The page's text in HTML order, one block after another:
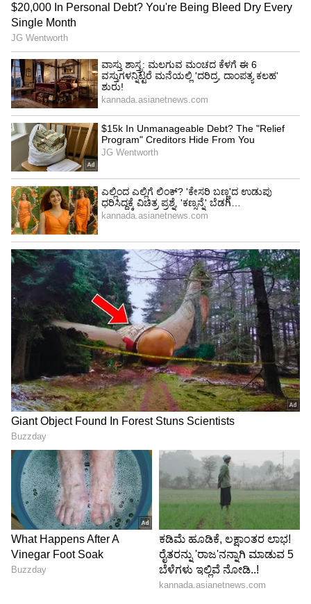
ಒಳ್ಳೆಯದ್ದಕ್ಕಿಂತ ಕೆಟ್ಟದ್ದೇ ಕೇಳುವುದು!
ಇನ್ನೂ ಮುಂದುವರಿದು ಜಗತ್ತಿನಲ್ಲಿ ಒಳ್ಳೆಯದಕ್ಕಿಂತ ಕೆಟ್ಟದ್ದೆ
ಕೇಳುವುದು ಬಹಳ ಆಗುತ್ತದೆ ಎಂದು ಭವಿಷ್ಯ ನುಡಿಯಲಾಗಿದೆ.
ಈ ಮೂಲಕ ಹೊರ ದೇಶಗಳಲ್ಲಿ ಯುದ್ಧದ ಆತಂಕ,
ಅನಾಹುತಗಳು ಮುಂದುವರೆಯುವ ಸೂಚನೆಯನ್ನು
ನೀಡಲಾಗಿದೆ. ಸುತ್ತಲಿನ ರಾಷ್ಟ್ರಗಳ ವಿಷಯ ಕೇಳಿ
ಭಯವಾಗುತ್ತದೆ ಎನ್ನುವ ಮೂಲಕ ನೆರೆ ರಾಷ್ಟ್ರಗಳಲ್ಲಿ ಅಹಿತಕರ
ಘಟನೆಗಳು ಸಂಭವಿಸಲಿವೆ ಎನ್ನಲಾಗಿದೆ. ನಮ್ಮ ರಾಷ್ಟ್ರಕ್ಕೆ
ಯಾವುದೇ ಹಾನಿಕರ ಇಲ್ಲ, ಮಹಿಳೆಯರಿಗೆ ಹೆಚ್ಚಿನ ಸ್ಥಾನ
ಸಿಗುವ ಸಾಧ್ಯತೆಗಳು ಇರುತ್ತವೆ ಎನ್ನುವ ಮೂಲಕ ದೇಶದಲ್ಲಿ
ಸುಭಿಕ್ಷೆಯ ಸೂಚನೆಗಳನ್ನು ಶಿವಶಂಕರ್ ದಿಂಡವಾರ್ ಅವರು
ತಮ್ಮ ಕಾರ್ಣಿಕದಲ್ಲಿ ಹೇಳಿದ್ದಾರೆ.
ಆಂತರಿಕ ಕಚ್ಚಾಟದಿಂದಲೇ ಸಿಎಂ ಸಿದ್ದರಾಮಯ್ಯ
ಅಧಿಕಾರ ತ್ಯಾಗ ಮಾಡ್ತಾರೆ: ಕಾಲಜ್ಞಾನಿ ಕೊಡೇಕಲ್‌
ಬಸವಣ್ಣ ಭವಿಷ್ಯ!
ಇನ್ನು ದೇಗುಲದಲ್ಲಿ ಪಲ್ಲಕ್ಕಿ ಉತ್ಸವಕ್ಕೆ ಹಾಗೂ ದೇವಾಲಯದ
ಆವರಣದಲ್ಲಿ ಮಾದಲಿ ಮಜಾರಕ್ಕೆ ಹುಸೇನಸಾಬ್ ಮುಲ್ಲಾ
ಪಾತೆ ಕೊಡುವುದರ ಮೂಲಕ ಜಾತ್ರೆಗೆ ಚಾಲನೆ ನೀಡಿದರು.
ಕೊಡೆಕಲ್ ಶ್ರೀ ಬಸವೇಶ್ವರ ದೇವಾಲಯ ದಿಂದ ವಿವಿಧ ವಾದ್ಯ
ಮೇಳದೊಂದಿಗೆ ಕೊಡೆಕಲ್ ಬಸವೇಶ್ವರರ ವಚನ ಓದುತ್ತಾ